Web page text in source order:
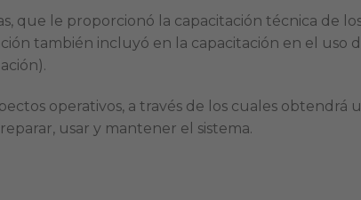
que le proporcionó la capacitación técnica de
también incluyó en la capacitación en el uso
operativos, a través de los cuales obtendrá
usar y mantener el sistema.